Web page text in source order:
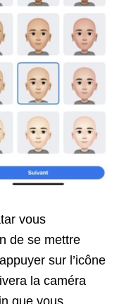
vous
de se mettre
sur l’icône
la caméra
que vous